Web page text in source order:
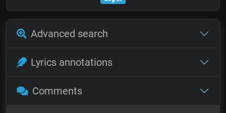
Advanced search
Lyrics annotations
Comments